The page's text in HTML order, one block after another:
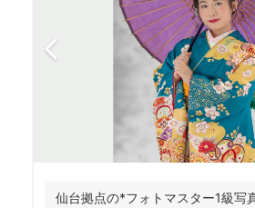
仙台拠点の*フォトマスター1級写